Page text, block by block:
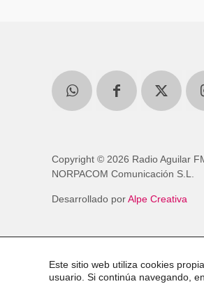
Copyright © 2026 Radio Aguilar
NORPACOM Comunicación S.L.
Desarrollado porAlpe Creativa
Este sitio web utiliza cookies
usuario. Si continúa navegando,